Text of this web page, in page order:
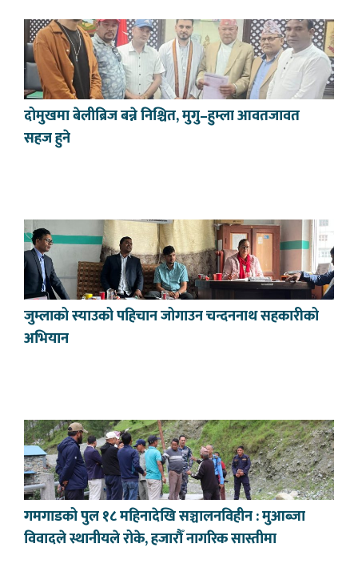
दोमुखमा बेलीब्रिज बन्ने निश्चित, मुगु–हुम्ला आवतजावत
सहज हुने
जुम्लाको स्याउको पहिचान जोगाउन चन्दननाथ सहकारीको
अभियान
गमगाडको पुल १८ महिनादेखि सञ्चालनविहीन : मुआब्जा
विवादले स्थानीयले रोके, हजारौँ नागरिक सास्तीमा